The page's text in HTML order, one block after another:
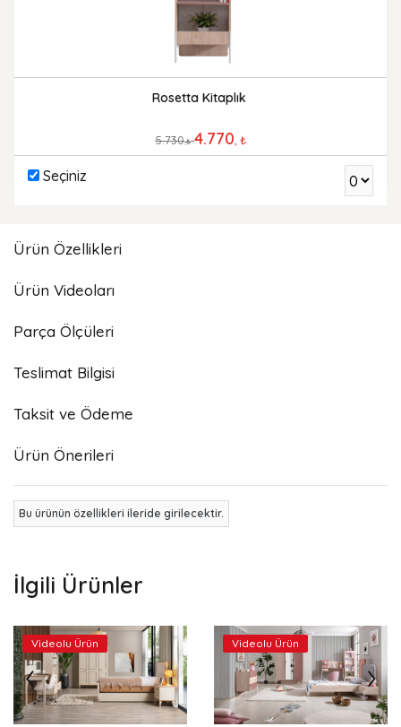
Rosetta Kitaplık
5.730,₺ 4.770 , ₺
Seçiniz
Ürün Özellikleri
Ürün Videoları
Parça Ölçüleri
Teslimat Bilgisi
Taksit ve Ödeme
Ürün Önerileri
Bu ürünün özellikleri ileride girilecektir.
İlgili Ürünler
Videolu Ürün Videolu Ürün